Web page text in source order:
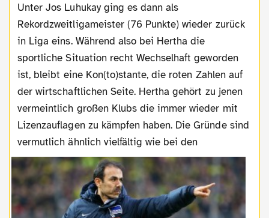
Unter Jos Luhukay ging es dann als
Rekordzweitligameister (76 Punkte) wieder zurück
in Liga eins. Während also bei Hertha die
sportliche Situation recht Wechselhaft geworden
ist, bleibt eine Kon(to)stante, die roten Zahlen auf
der wirtschaftlichen Seite. Hertha gehört zu jenen
vermeintlich großen Klubs die immer wieder mit
Lizenzauflagen zu kämpfen haben. Die Gründe sind
vermutlich ähnlich vielfältig wie bei den